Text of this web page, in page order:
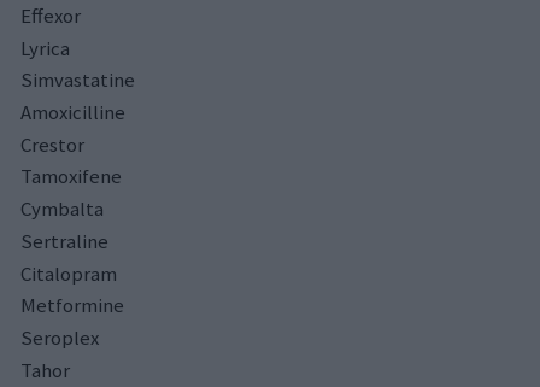
Effexor
Lyrica
Simvastatine
Amoxicilline
Crestor
Tamoxifene
Cymbalta
Sertraline
Citalopram
Metformine
Seroplex
Tahor